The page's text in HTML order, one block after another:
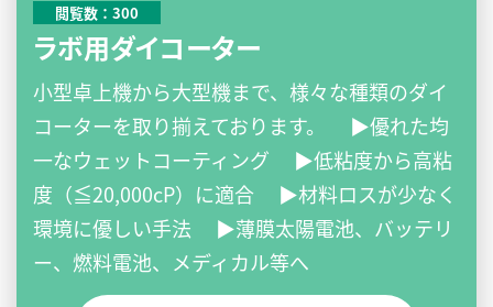
閲覧数：300
ラボ用ダイコーター
小型卓上機から大型機まで、様々な種類のダイ
コーターを取り揃えております。 ▶優れた均
一なウェットコーティング ▶低粘度から高粘
度（≦20,000cP）に適合 ▶材料ロスが少なく
環境に優しい手法 ▶薄膜太陽電池、バッテリ
ー、燃料電池、メディカル等へ